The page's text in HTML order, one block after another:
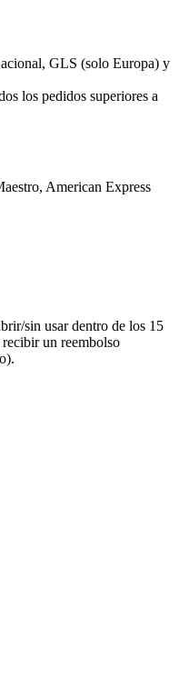
GLS (solo Europa) y
los pedidos superiores a
American Express
sin usar dentro de los 15
un reembolso